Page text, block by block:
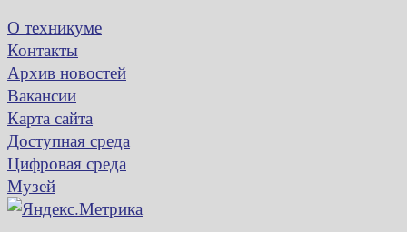
О техникуме
Контакты
Архив новостей
Вакансии
Карта сайта
Доступная среда
Цифровая среда
Музей